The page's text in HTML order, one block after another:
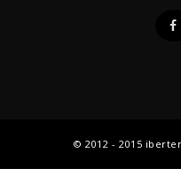
© 2012 - 2015